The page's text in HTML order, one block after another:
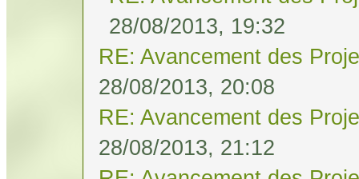
28/08/2013, 19:32
RE: Avancement des
28/08/2013, 20:08
RE: Avancement des
28/08/2013, 21:12